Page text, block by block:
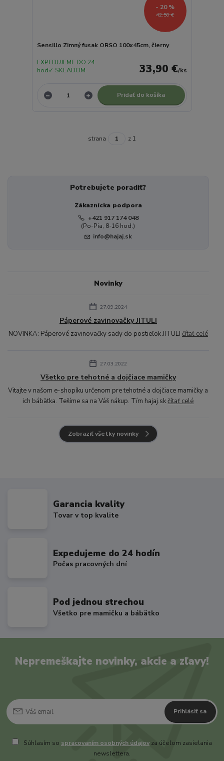
42,50 €
- 20 %
Sensillo Zimný fusak ORSO 100x45cm, čierny
33,90 €/ks
EXPEDUJEME DO 24
hod✓ SKLADOM
Pridať do košíka
strana z 1
Potrebujete poradiť?
Zákaznícka podpora
+421 917 174 048
(Po-Pia, 8-16 hod.)
info@hajaj.sk
Novinky
27.09.2024
Páperové zavinovačky JITULI
NOVINKA: Páperové zavinovačky sady do postieľok JITULI čítať celé
27.03.2022
Všetko pre tehotné a dojčiace mamičky
Vitajte v našom e-shopíku určenom pre tehotné a dojčiace mamičky a
ich bábätka. Tešíme sa na Váš nákup. Tím hajaj.skčítať celé
Zobraziť všetky novinky
Garancia kvality
Tovar v top kvalite
Expedujeme do 24 hodín
Počas pracovných dní
Pod jednou strechou
Všetko pre mamičku a bábätko
Nepremeškajte novinky, akcie a zľavy!
Prihlásiť sa
Súhlasím so spracovaním osobných údajovza účelom zasielania
newslettera.